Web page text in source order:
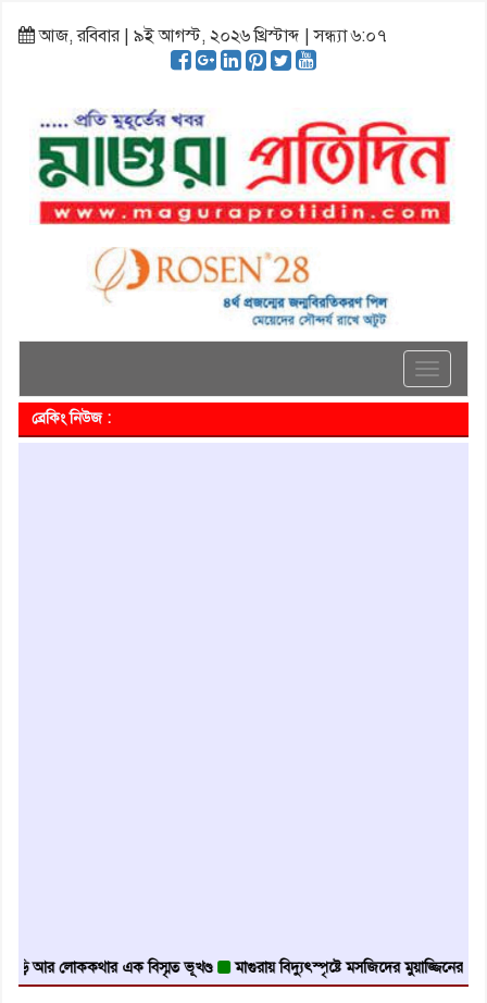
আজ, রবিবার | ৯ই আগস্ট, ২০২৬ খ্রিস্টাব্দ | সন্ধ্যা ৬:০৭
Toggle
ব্রেকিং নিউজ :
লোককথার এক বিস্মৃত ভূখণ্ড মাগুরায় বিদ্যুৎস্পৃষ্টে মসজিদের মুয়াজ্জিনের মৃত্যু